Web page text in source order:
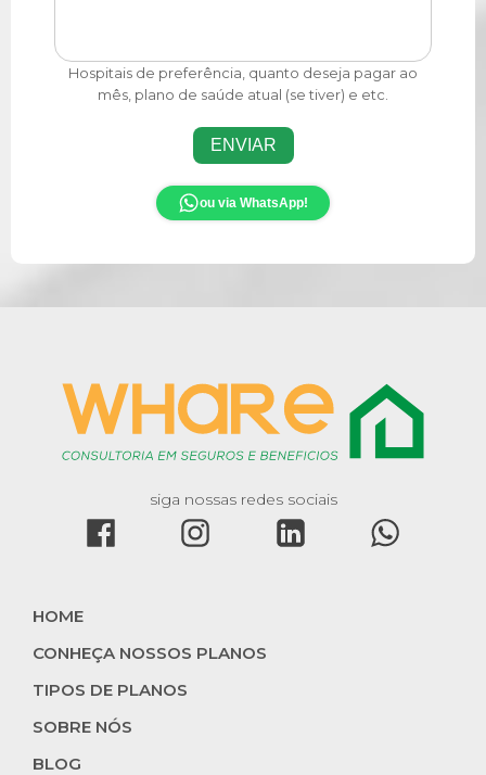
Hospitais de preferência, quanto deseja pagar ao
mês, plano de saúde atual (se tiver) e etc.
ENVIAR
ou via WhatsApp!
siga nossas redes sociais
HOME
CONHEÇA NOSSOS PLANOS
TIPOS DE PLANOS
SOBRE NÓS
BLOG